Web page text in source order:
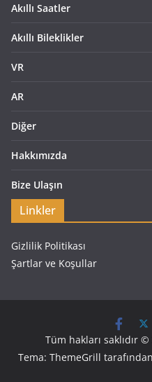
Akıllı Saatler
Akıllı Bileklikler
VR
AR
Diğer
Hakkımızda
Bize Ulaşın
Linkler
Gizlilik Politikası
Şartlar ve Koşullar
Tüm hakları saklıdır ©
Tema: ThemeGrill tarafından